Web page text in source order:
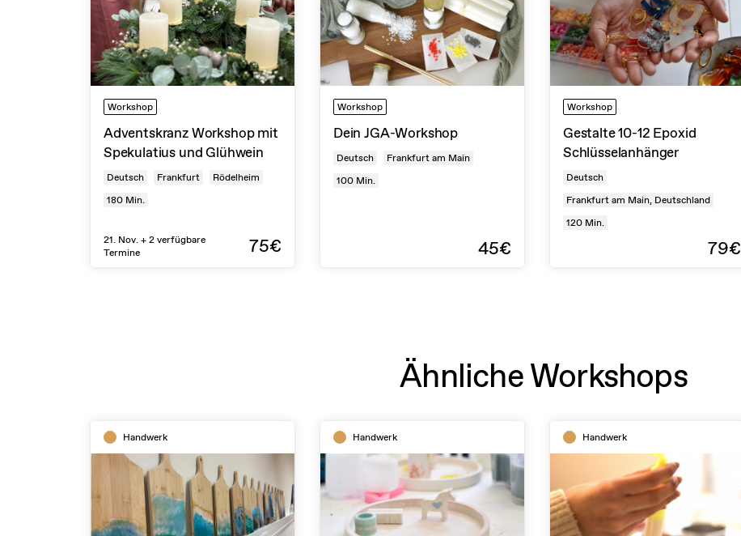
Workshop
Adventskranz Workshop mit
Spekulatius und Glühwein
Deutsch Frankfurt
Rödelheim
180 Min.
21. Nov. + 2 verfügbare
Termine
75€
Workshop
Dein JGA-Workshop
Deutsch
Frankfurt am Main
100 Min.
45€
Workshop
Gestalte 10-12 Epoxid
Schlüsselanhänger
Deutsch
Frankfurt am Main, Deutschland
120 Min.
79€
Ähnliche Workshops
Handwerk Handwerk Handwerk